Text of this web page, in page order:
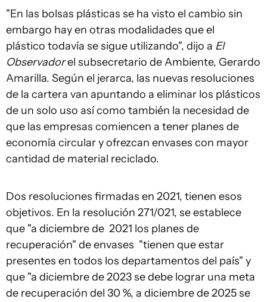
"En las bolsas plásticas se ha visto el cambio sin
embargo hay en otras modalidades que el
plástico todavía se sigue utilizando", dijo a El
Observadorel subsecretario de Ambiente, Gerardo
Amarilla. Según el jerarca, las nuevas resoluciones
de la cartera van apuntando a eliminar los plásticos
de un solo uso así como también la necesidad de
que las empresas comiencen a tener planes de
economía circular y ofrezcan envases con mayor
cantidad de material reciclado.
Dos resoluciones firmadas en 2021, tienen esos
objetivos. En la resolución 271/021, se establece
que "a diciembre de 2021 los planes de
recuperación" de envases "tienen que estar
presentes en todos los departamentos del país" y
que "a diciembre de 2023 se debe lograr una meta
de recuperación del 30 %, a diciembre de 2025 se